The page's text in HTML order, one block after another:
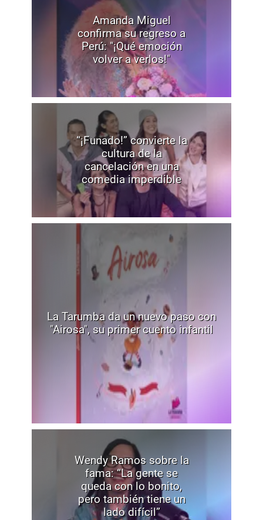
Amanda Miguel
confirma su regreso a
Perú: "¡Qué emoción
volver a verlos!"
“¡Funado!” convierte la
cultura de la
cancelación en una
comedia imperdible
La Tarumba da un nuevo paso con
"Airosa", su primer cuento infantil
Wendy Ramos sobre la
fama: “La gente se
queda con lo bonito,
pero también tiene un
lado difícil”